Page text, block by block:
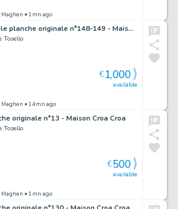
• 1mn ago
Double planche originale n°148-149 - Maison Croa Croa
Tosello
• 14mn ago
available
€1,000
originale n°13 - Maison Croa Croa
Tosello
• 1mn ago
available
€500